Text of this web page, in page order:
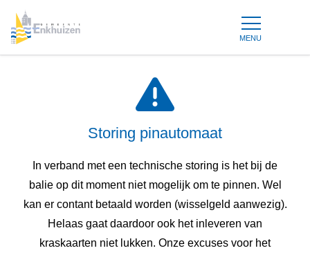
MENU
Storing pinautomaat
In verband met een technische storing is het bij de
balie op dit moment niet mogelijk om te pinnen. Wel
kan er contant betaald worden (wisselgeld aanwezig).
Helaas gaat daardoor ook het inleveren van
kraskaarten niet lukken. Onze excuses voor het